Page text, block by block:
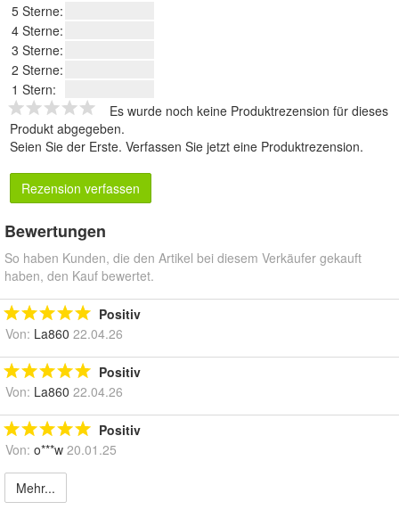
5 Sterne:
4 Sterne:
3 Sterne:
2 Sterne:
1 Stern:
Es wurde noch keine Produktrezension für dieses
Produkt abgegeben.
Seien Sie der Erste. Verfassen Sie jetzt eine Produktrezension.
Rezension verfassen
Bewertungen
So haben Kunden, die den Artikel bei diesem Verkäufer gekauft
haben, den Kauf bewertet.
Positiv
Von: La860 22.04.26
Positiv
Von: La860 22.04.26
Positiv
Von: o***w 20.01.25
Mehr...